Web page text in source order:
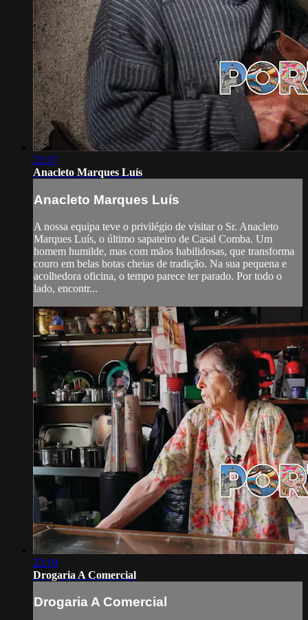
23:37
Anacleto Marques Luís
Anacleto Marques Luís
A nossa equipa teve o privilégio de visitar o Sr. Anacleto
Marques Luís, o último sapateiro de Casal Comba. Um
homem humilde, mas com mãos habilidosas, que transforma
couro em belas botas cheias de tradição. Na sua pequena e
acolhedora oficina, o tempo parece ter parado. Por todo o
lado, encontr...
22:19
Drogaria A Comercial
Drogaria A Comercial